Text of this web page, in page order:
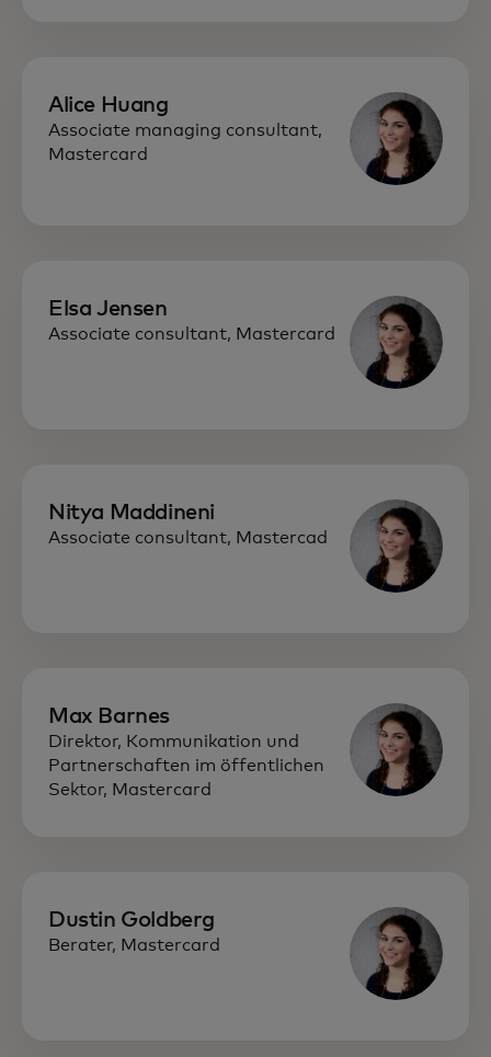
Alice Huang
Associate managing consultant,
Mastercard
Elsa Jensen
Associate consultant, Mastercard
Nitya Maddineni
Associate consultant, Mastercad
Max Barnes
Direktor, Kommunikation und
Partnerschaften im öffentlichen
Sektor, Mastercard
Dustin Goldberg
Berater, Mastercard